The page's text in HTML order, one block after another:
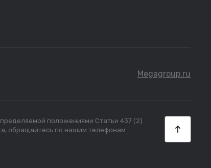
Megagroup.ru
положениями Статьи 437 (2)
обращайтесь по нашим телефонам.